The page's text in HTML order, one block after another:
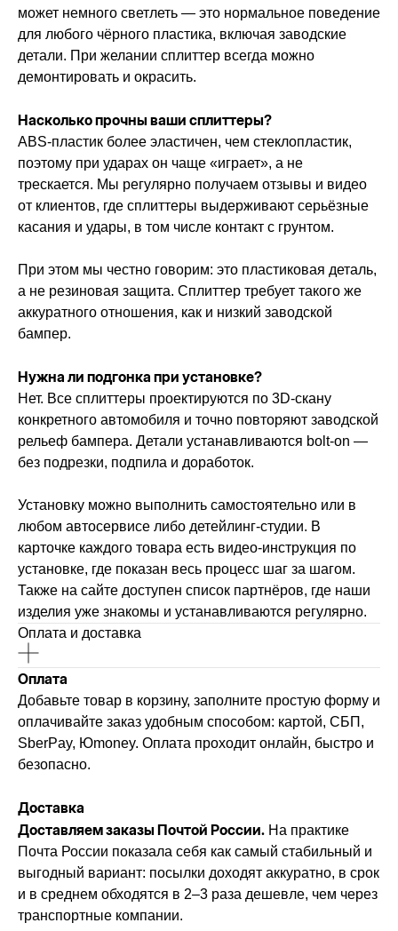
может немного светлеть — это нормальное поведение
для любого чёрного пластика, включая заводские
детали. При желании сплиттер всегда можно
демонтировать и окрасить.
Насколько прочны ваши сплиттеры?
ABS-пластик более эластичен, чем стеклопластик,
поэтому при ударах он чаще «играет», а не
трескается. Мы регулярно получаем отзывы и видео
от клиентов, где сплиттеры выдерживают серьёзные
касания и удары, в том числе контакт с грунтом.
При этом мы честно говорим: это пластиковая деталь,
а не резиновая защита. Сплиттер требует такого же
аккуратного отношения, как и низкий заводской
бампер.
Нужна ли подгонка при установке?
Нет. Все сплиттеры проектируются по 3D-скану
конкретного автомобиля и точно повторяют заводской
рельеф бампера. Детали устанавливаются bolt-on —
без подрезки, подпила и доработок.
Установку можно выполнить самостоятельно или в
любом автосервисе либо детейлинг-студии. В
карточке каждого товара есть видео-инструкция по
установке, где показан весь процесс шаг за шагом.
Также на сайте доступен список партнёров, где наши
изделия уже знакомы и устанавливаются регулярно.
Оплата и доставка
Оплата
Добавьте товар в корзину, заполните простую форму и
оплачивайте заказ удобным способом: картой, СБП,
SberPay, Юmoney. Оплата проходит онлайн, быстро и
безопасно.
Доставка
Доставляем заказы Почтой России. На практике
Почта России показала себя как самый стабильный и
выгодный вариант: посылки доходят аккуратно, в срок
и в среднем обходятся в 2–3 раза дешевле, чем через
транспортные компании.